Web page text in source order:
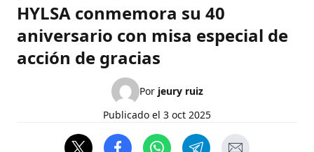
PODCAST
HYLSA conmemora su 40
aniversario con misa especial de
acción de gracias
Por jeury ruiz
Publicado el 3 oct 2025